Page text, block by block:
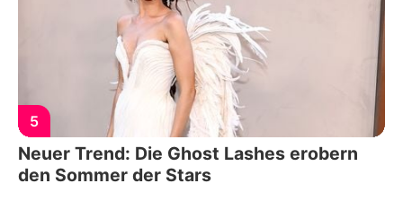
5
Neuer Trend: Die Ghost Lashes erobern
den Sommer der Stars